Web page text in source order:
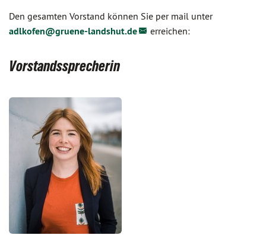
Den gesamten Vorstand können Sie per mail unter
adlkofen@gruene-landshut.de erreichen:
Vorstandssprecherin